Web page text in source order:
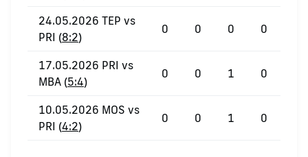
24.05.2026 TEP vs
PRI (8:2)
0 0 0 0
17.05.2026 PRI vs
MBA (5:4)
0 0 1 0
10.05.2026 MOS vs
PRI (4:2)
0 0 1 0